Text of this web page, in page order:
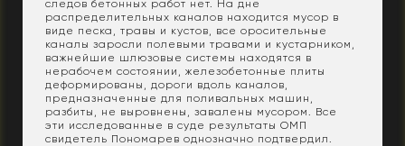
следов бетонных работ нет. На дне
распределительных каналов находится мусор в
виде песка, травы и кустов, все оросительные
каналы заросли полевыми травами и кустарником,
важнейшие шлюзовые системы находятся в
нерабочем состоянии, железобетонные плиты
деформированы, дороги вдоль каналов,
предназначенные для поливальных машин,
разбиты, не выровнены, завалены мусором. Все
эти исследованные в суде результаты ОМП
свидетель Пономарев однозначно подтвердил.